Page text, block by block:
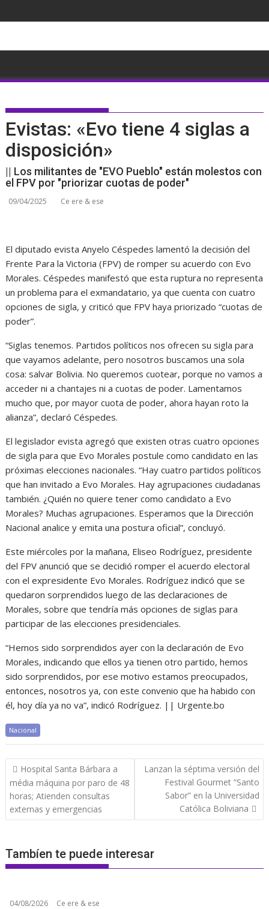
al
Evistas: «Evo tiene 4 siglas a
disposición»
|| Los militantes de "EVO Pueblo" están molestos con
el FPV por "priorizar cuotas de poder"
09/04/2025 Ce ere & ese
El diputado evista Anyelo Céspedes lamentó la decisión del
Frente Para la Victoria (FPV) de romper su acuerdo con Evo
Morales. Céspedes manifestó que esta ruptura no representa
un problema para el exmandatario, ya que cuenta con cuatro
opciones de sigla, y criticó que FPV haya priorizado “cuotas de
poder”.
“Siglas tenemos. Partidos políticos nos ofrecen su sigla para
que vayamos adelante, pero nosotros buscamos una sola
cosa: salvar Bolivia. No queremos cuotear, porque no vamos a
acceder ni a chantajes ni a cuotas de poder. Lamentamos
mucho que, por mayor cuota de poder, ahora hayan roto la
alianza”, declaró Céspedes.
El legislador evista agregó que existen otras cuatro opciones
de sigla para que Evo Morales postule como candidato en las
próximas elecciones nacionales. “Hay cuatro partidos políticos
que han invitado a Evo Morales. Hay agrupaciones ciudadanas
también. ¿Quién no quiere tener como candidato a Evo
Morales? Muchas agrupaciones. Esperamos que la Dirección
Nacional analice y emita una postura oficial”, concluyó.
Este miércoles por la mañana, Eliseo Rodríguez, presidente
del FPV anunció que se decidió romper el acuerdo electoral
con el expresidente Evo Morales. Rodríguez indicó que se
quedaron sorprendidos luego de las declaraciones de
Morales, sobre que tendría más opciones de siglas para
participar de las elecciones presidenciales.
“Hemos sido sorprendidos ayer con la declaración de Evo
Morales, indicando que ellos ya tienen otro partido, hemos
sido sorprendidos, por ese motivo estamos preocupados,
entonces, nosotros ya, con este convenio que ha habido con
él, hoy día ya no va”, indicó Rodríguez. || Urgente.bo
Nacional
Navegación
de
entradas
Hospital Santa Bárbara a
média máquina por paro de 48
horas; Atienden consultas
externas y emergencias
Lanzan la séptima versión del
Festival Gourmet “Santo
Sabor” en la Universidad
Católica Boliviana
Tambíen te puede interesar
04/08/2026 Ce ere & ese